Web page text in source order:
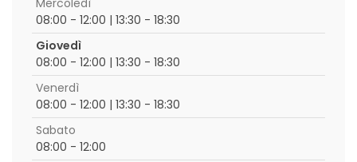
Mercoledì
08:00 - 12:00 | 13:30 - 18:30
Giovedì
08:00 - 12:00 | 13:30 - 18:30
Venerdì
08:00 - 12:00 | 13:30 - 18:30
Sabato
08:00 - 12:00